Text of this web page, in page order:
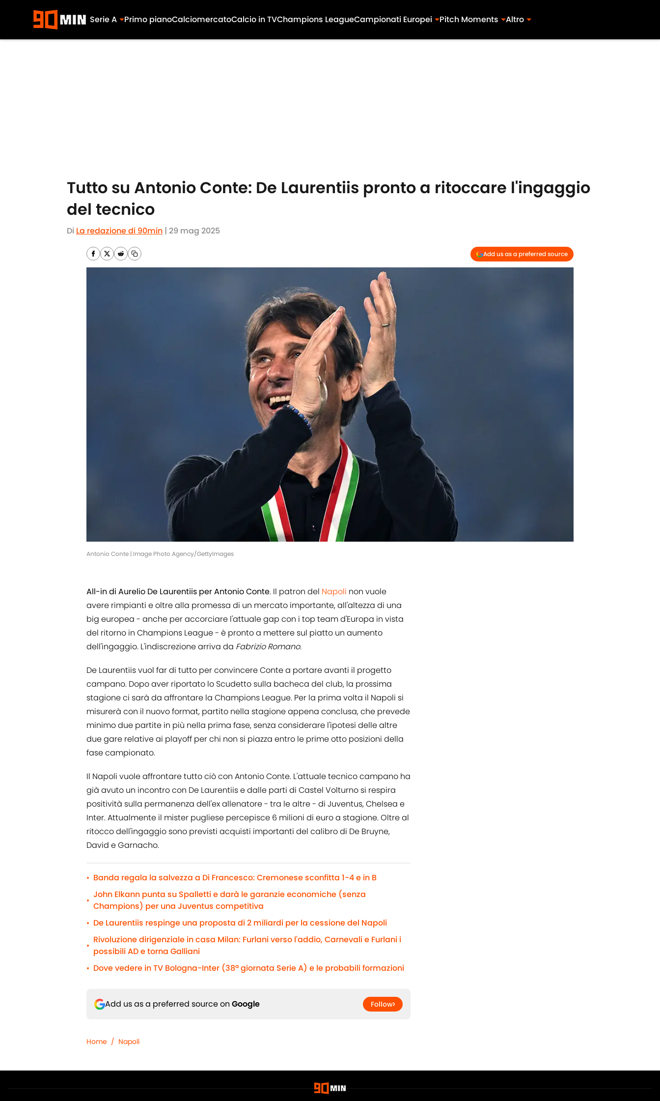
Serie A Primo pianoCalciomercatoCalcio in TVChampions LeagueCampionati Europei Pitch Moments Altro
Tutto su Antonio Conte: De Laurentiis pronto a ritoccare l'ingaggio
del tecnico
Di La redazione di 90min | 29 mag 2025
Add us as a preferred source
Antonio Conte | Image Photo Agency/GettyImages
All-in di Aurelio De Laurentiis per Antonio Conte. Il patron del Napoli non vuole
avere rimpianti e oltre alla promessa di un mercato importante, all'altezza di una
big europea - anche per accorciare l'attuale gap con i top team d'Europa in vista
del ritorno in Champions League - è pronto a mettere sul piatto un aumento
dell'ingaggio. L'indiscrezione arriva da Fabrizio Romano.
De Laurentiis vuol far di tutto per convincere Conte a portare avanti il progetto
campano. Dopo aver riportato lo Scudetto sulla bacheca del club, la prossima
stagione ci sarà da affrontare la Champions League. Per la prima volta il Napoli si
misurerà con il nuovo format, partito nella stagione appena conclusa, che prevede
minimo due partite in più nella prima fase, senza considerare l'ipotesi delle altre
due gare relative ai playoff per chi non si piazza entro le prime otto posizioni della
fase campionato.
Il Napoli vuole affrontare tutto ciò con Antonio Conte. L'attuale tecnico campano ha
già avuto un incontro con De Laurentiis e dalle parti di Castel Volturno si respira
positività sulla permanenza dell'ex allenatore - tra le altre - di Juventus, Chelsea e
Inter. Attualmente il mister pugliese percepisce 6 milioni di euro a stagione. Oltre al
ritocco dell'ingaggio sono previsti acquisti importanti del calibro di De Bruyne,
David e Garnacho.
• Banda regala la salvezza a Di Francesco: Cremonese sconfitta 1-4 e in B
•
John Elkann punta su Spalletti e darà le garanzie economiche (senza
Champions) per una Juventus competitiva
• De Laurentiis respinge una proposta di 2 miliardi per la cessione del Napoli
•
Rivoluzione dirigenziale in casa Milan: Furlani verso l'addio, Carnevali e Furlani i
possibili AD e torna Galliani
• Dove vedere in TV Bologna-Inter (38ª giornata Serie A) e le probabili formazioni
Add us as a preferred source on Google Follow
Home / Napoli